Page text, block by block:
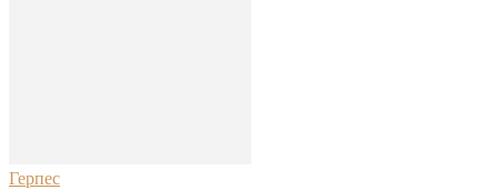
Герпес